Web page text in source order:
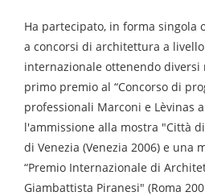
Ha partecipato, in forma singola
a concorsi di architettura a
internazionale ottenendo
primo premio al “Concorso di
professionali Marconi e Lèvinas
l'ammissione alla mostra "Città
di Venezia (Venezia 2006) e una
“Premio Internazionale di
Giambattista Piranesi" (Roma